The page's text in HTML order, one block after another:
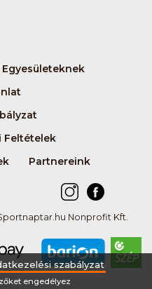
Feltételek
Partnereink
Nonprofit Kft.
szabályzat
engedélyez